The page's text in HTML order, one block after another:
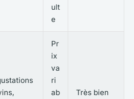
ult
e
Pr
ix
va
ri
ab
Très bien